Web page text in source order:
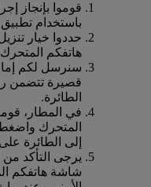
قوموا بإنجاز
باستخدام
حددوا خيار
هاتفكم
سنرسل لكم إما
قصيرة تتضمن
الطائرة.
في المطار،
المتحرك
إلى الطائرة
يرجى التأكد
شاشة هاتفكم